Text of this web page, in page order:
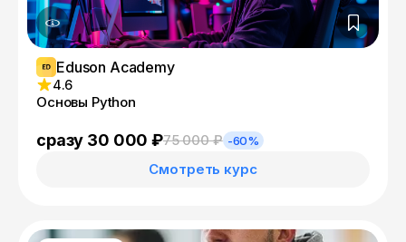
Eduson Academy
4.6
Основы Python
сразу 30 000 ₽75 000 ₽ -60%
Смотреть курс